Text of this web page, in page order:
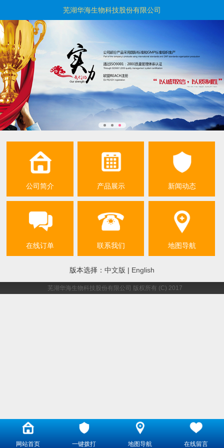
芜湖华海生物科技股份有限公司
公司简介 产品展示 新闻动态
在线订单 联系我们 地图导航
版本选择： 中文版 | English
芜湖华海生物科技股份有限公司 版权所有 (C) 2017
网站首页 一键拨打 地图导航 在线留言